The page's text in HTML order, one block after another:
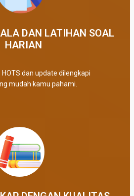
DAN LATIHAN SOAL
HARIAN
dan update dilengkapi
mudah kamu pahami.